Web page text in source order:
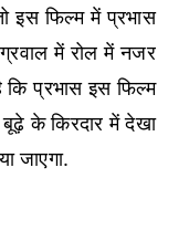
इस फिल्म में प्रभास
में रोल में नजर
कि प्रभास इस फिल्म
के किरदार में देखा
जाएगा.